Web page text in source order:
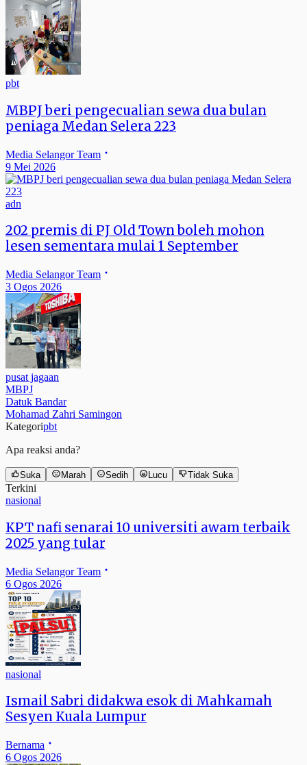
pbt
MBPJ beri pengecualian sewa dua bulan
peniaga Medan Selera 223
Media Selangor Team
9 Mei 2026
adn
202 premis di PJ Old Town boleh mohon
lesen sementara mulai 1 September
Media Selangor Team
3 Ogos 2026
pusat jagaan
MBPJ
Datuk Bandar
Mohamad Zahri Samingon
Kategoripbt
Apa reaksi anda?
Suka Marah Sedih Lucu Tidak Suka
Terkini
nasional
KPT nafi senarai 10 universiti awam terbaik
2025 yang tular
Media Selangor Team
6 Ogos 2026
nasional
Ismail Sabri didakwa esok di Mahkamah
Sesyen Kuala Lumpur
Bernama
6 Ogos 2026